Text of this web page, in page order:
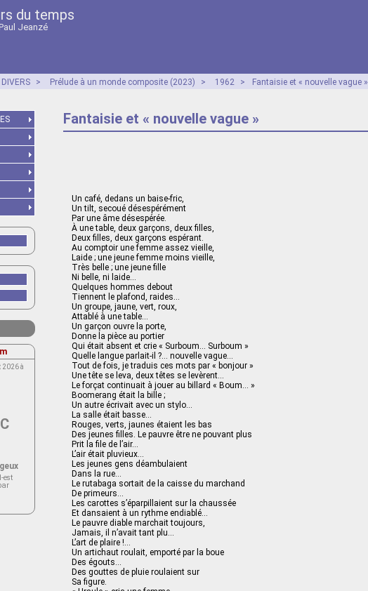
du temps
Jeanzé
DIVERS > Prélude à un monde composite (2023) > 1962 > Fantaisie et « nouvelle vague »
Fantaisie et « nouvelle vague »
Un café, dedans un baise-fric,
Un tilt, secoué désespérément
Par une âme désespérée.
À une table, deux garçons, deux filles,
Deux filles, deux garçons espérant.
Au comptoir une femme assez vieille,
Laide ; une jeune femme moins vieille,
Très belle ; une jeune fille
Ni belle, ni laide…
Quelques hommes debout
Tiennent le plafond, raides…
Un groupe, jaune, vert, roux,
Attablé à une table…
Un garçon ouvre la porte,
Donne la pièce au portier
Qui était absent et crie « Surboum… Surboum »
Quelle langue parlait-il ?… nouvelle vague…
Tout de fois, je traduis ces mots par « bonjour »
Une tête se leva, deux têtes se levèrent…
Le forçat continuait à jouer au billard « Boum… »
Boomerang était la bille ;
Un autre écrivait avec un stylo…
La salle était basse…
Rouges, verts, jaunes étaient les bas
Des jeunes filles. Le pauvre être ne pouvant plus
Prit la file de l’air…
L’air était pluvieux…
Les jeunes gens déambulaient
Dans la rue…
Le rutabaga sortait de la caisse du marchand
De primeurs…
Les carottes s’éparpillaient sur la chaussée
Et dansaient à un rythme endiablé…
Le pauvre diable marchait toujours,
Jamais, il n’avait tant plu…
L’art de plaire !…
Un artichaut roulait, emporté par la boue
Des égouts…
Des gouttes de pluie roulaient sur
Sa figure.
2026 à
est
du